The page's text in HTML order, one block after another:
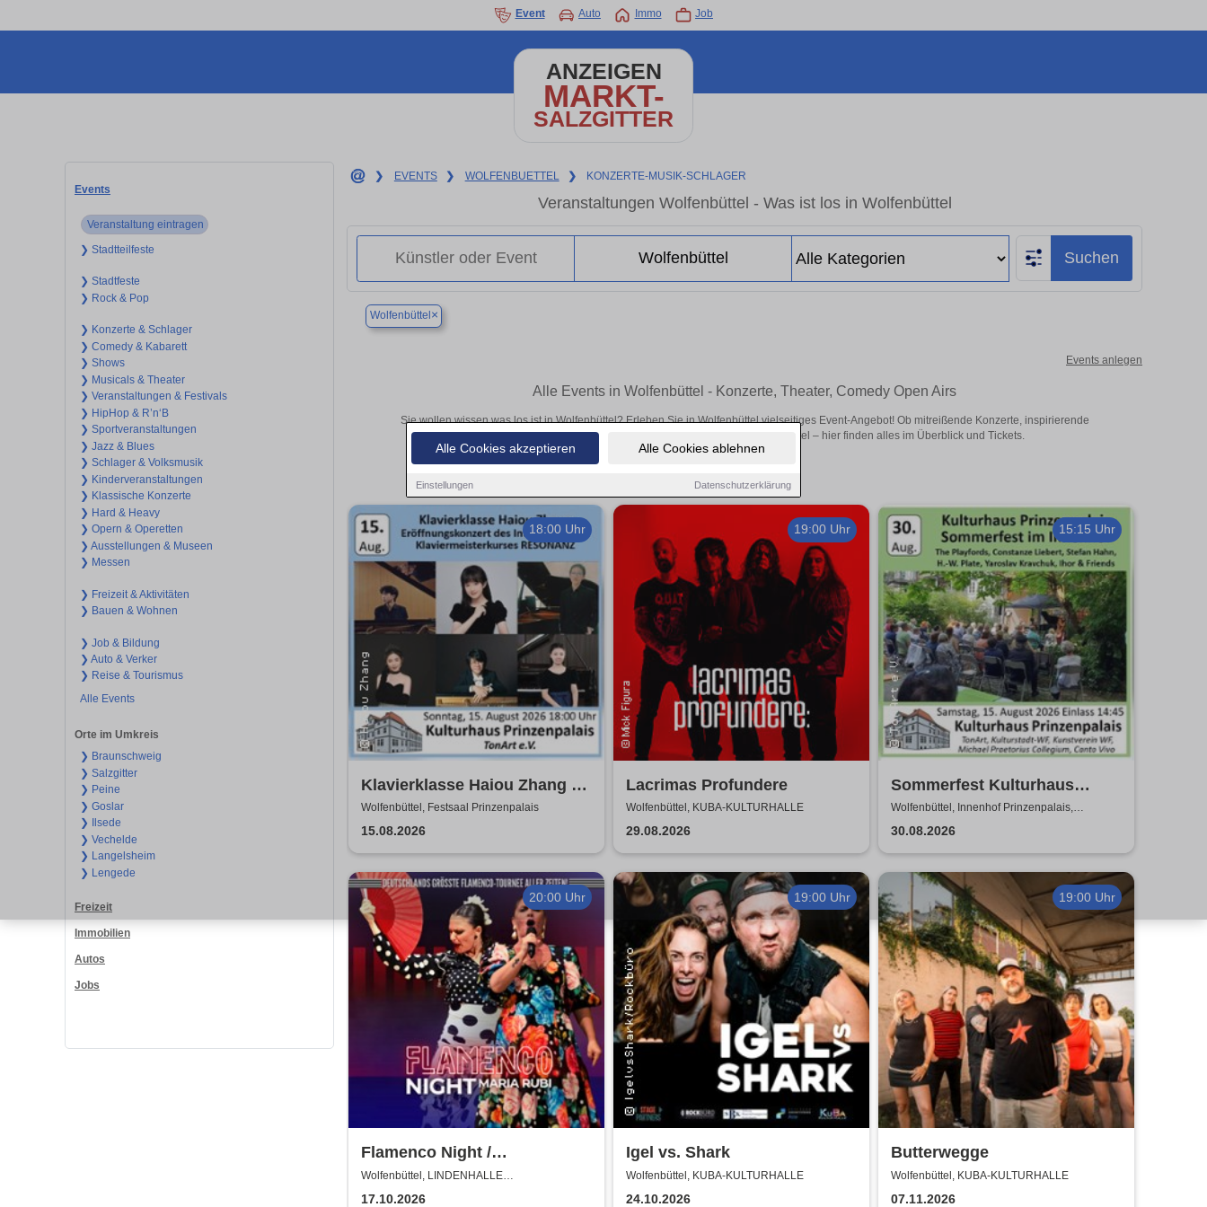
Alle Cookies akzeptieren Alle Cookies ablehnen
Einstellungen Datenschutzerklärung
Event Auto Immo Job
ANZEIGEN
MARKT-
SALZGITTER
Events
Veranstaltung eintragen
❯ Stadtteilfeste
❯ Stadtfeste
❯ Rock & Pop
❯ Konzerte & Schlager
❯ Comedy & Kabarett
❯ Shows
❯ Musicals & Theater
❯ Veranstaltungen & Festivals
❯ HipHop & R’n‘B
❯ Sportveranstaltungen
❯ Jazz & Blues
❯ Schlager & Volksmusik
❯ Kinderveranstaltungen
❯ Klassische Konzerte
❯ Hard & Heavy
❯ Opern & Operetten
❯ Ausstellungen & Museen
❯ Messen
❯ Freizeit & Aktivitäten
❯ Bauen & Wohnen
❯ Job & Bildung
❯ Auto & Verker
❯ Reise & Tourismus
Alle Events
Orte im Umkreis
❯ Braunschweig
❯ Salzgitter
❯ Peine
❯ Goslar
❯ Ilsede
❯ Vechelde
❯ Langelsheim
❯ Lengede
Freizeit
Immobilien
Autos
Jobs
❯ EVENTS ❯ WOLFENBUETTEL ❯ KONZERTE-MUSIK-SCHLAGER
Veranstaltungen Wolfenbüttel - Was ist los in Wolfenbüttel
Suchen
Wolfenbüttel ×
Events anlegen
Alle Events in Wolfenbüttel - Konzerte, Theater, Comedy Open Airs
Sie wollen wissen was los ist in Wolfenbüttel? Erleben Sie in Wolfenbüttel vielseitiges Event-Angebot! Ob mitreißende Konzerte, inspirierende
Theateraufführungen oder aufregende Veranstaltungen in Wolfenbüttel – hier finden alles im Überblick und Tickets.
18:00 Uhr
Klavierklasse Haiou Zhang -
Eröffnungskonzert des
Meisterkurses RESONANZ
Wolfenbüttel, Festsaal Prinzenpalais
15.08.2026
19:00 Uhr
Lacrimas Profundere
Wolfenbüttel, KUBA-KULTURHALLE
29.08.2026
15:15 Uhr
Sommerfest Kulturhaus
Prinzenpalais
Wolfenbüttel, Innenhof Prinzenpalais,
Wolfenbüttel
30.08.2026
20:00 Uhr
Flamenco Night /
Flamencomanía Tour 26/27 -
Deutschlands größte
Wolfenbüttel, LINDENHALLE
17.10.2026
19:00 Uhr
Igel vs. Shark
Wolfenbüttel, KUBA-KULTURHALLE
24.10.2026
19:00 Uhr
Butterwegge
Wolfenbüttel, KUBA-KULTURHALLE
07.11.2026